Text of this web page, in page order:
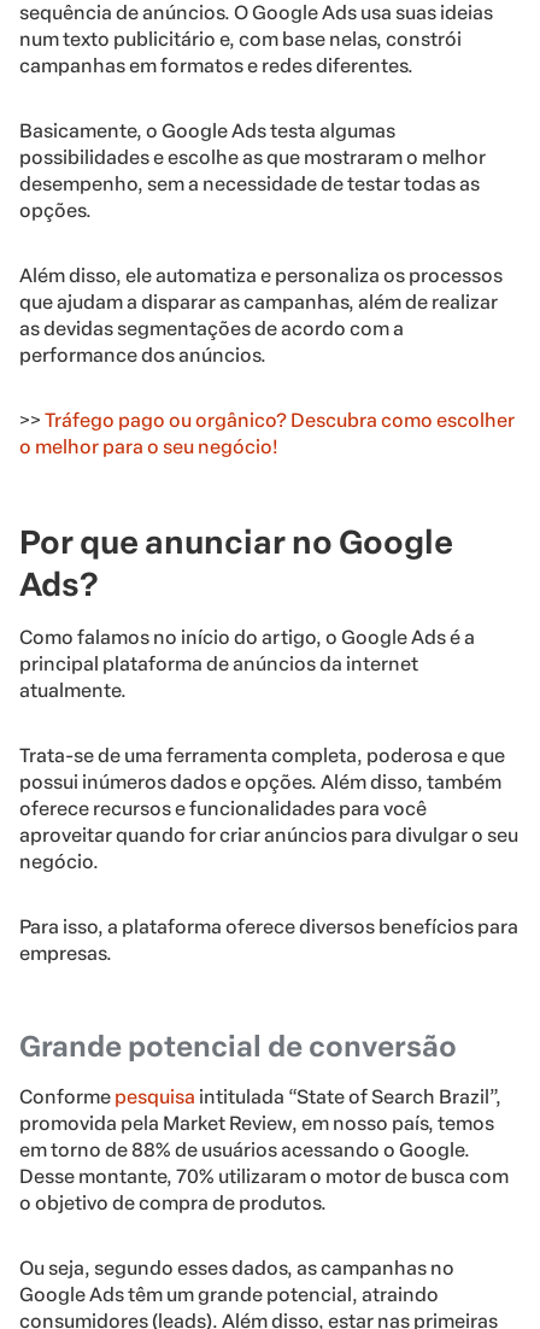
sequência de anúncios. O Google Ads usa suas ideias
num texto publicitário e, com base nelas, constrói
campanhas em formatos e redes diferentes.
Basicamente, o Google Ads testa algumas
possibilidades e escolhe as que mostraram o melhor
desempenho, sem a necessidade de testar todas as
opções.
Além disso, ele automatiza e personaliza os processos
que ajudam a disparar as campanhas, além de realizar
as devidas segmentações de acordo com a
performance dos anúncios.
>> Tráfego pago ou orgânico? Descubra como escolher
o melhor para o seu negócio!
Por que anunciar no Google
Ads?
Como falamos no início do artigo, o Google Ads é a
principal plataforma de anúncios da internet
atualmente.
Trata-se de uma ferramenta completa, poderosa e que
possui inúmeros dados e opções. Além disso, também
oferece recursos e funcionalidades para você
aproveitar quando for criar anúncios para divulgar o seu
negócio.
Para isso, a plataforma oferece diversos benefícios para
empresas.
Grande potencial de conversão
Conforme pesquisa intitulada “State of Search Brazil”,
promovida pela Market Review, em nosso país, temos
em torno de 88% de usuários acessando o Google.
Desse montante, 70% utilizaram o motor de busca com
o objetivo de compra de produtos.
Ou seja, segundo esses dados, as campanhas no
Google Ads têm um grande potencial, atraindo
consumidores (leads). Além disso, estar nas primeiras